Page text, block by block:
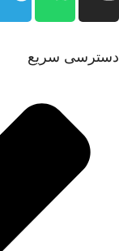
دسترسی سریع